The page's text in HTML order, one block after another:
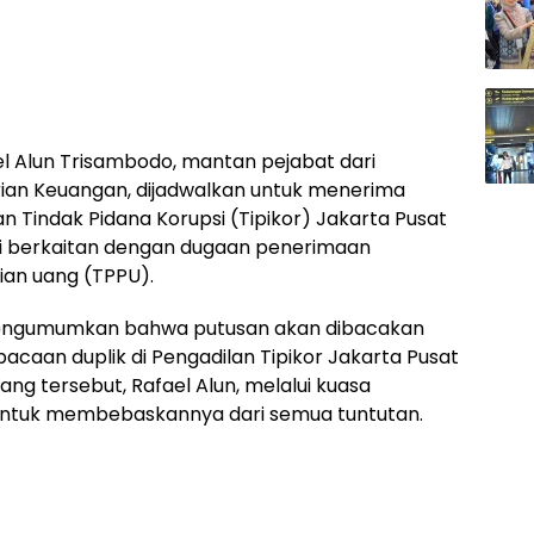
Alun Trisambodo, mantan pejabat dari
Keuangan, dijadwalkan untuk menerima
Tindak Pidana Korupsi (Tipikor) Jakarta Pusat
berkaitan dengan dugaan penerimaan
uang (TPPU).
bahwa putusan akan dibacakan
duplik di Pengadilan Tipikor Jakarta Pusat
tersebut, Rafael Alun, melalui kuasa
membebaskannya dari semua tuntutan.